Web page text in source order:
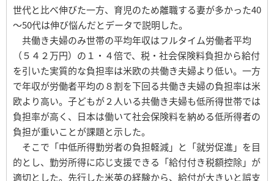
世代と比べ伸びた一方、育児のため離職する妻が多かった40
～50代は伸び悩んだとデータで説明した。
共働き夫婦のみ世帯の平均年収はフルタイム労働者平均
（５４２万円）の１・４倍で、税・社会保険料負担から給付
を引いた実質的な負担率は米欧の共働き夫婦より低い。一方
で年収が労働者平均の８割を下回る共働き夫婦の負担率は米
欧より高い。子どもが２人いる共働き夫婦も低所得世帯では
負担率が高く、日本は働いて社会保険料を納める低所得者の
負担が重いことが課題と示した。
そこで「中低所得勤労者の負担軽減」と「就労促進」を目
的とし、勤労所得に応じ支援できる「給付付き税額控除」が
適切とした。先行した米英の経験から、給付が大きいと誤支